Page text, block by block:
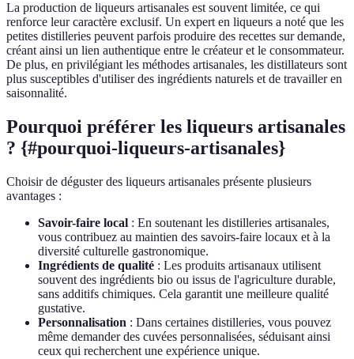
La production de liqueurs artisanales est souvent limitée, ce qui
renforce leur caractère exclusif. Un expert en liqueurs a noté que les
petites distilleries peuvent parfois produire des recettes sur demande,
créant ainsi un lien authentique entre le créateur et le consommateur.
De plus, en privilégiant les méthodes artisanales, les distillateurs sont
plus susceptibles d'utiliser des ingrédients naturels et de travailler en
saisonnalité.
Pourquoi préférer les liqueurs artisanales
? {#pourquoi-liqueurs-artisanales}
Choisir de déguster des liqueurs artisanales présente plusieurs
avantages :
Savoir-faire local : En soutenant les distilleries artisanales,
vous contribuez au maintien des savoirs-faire locaux et à la
diversité culturelle gastronomique.
Ingrédients de qualité : Les produits artisanaux utilisent
souvent des ingrédients bio ou issus de l'agriculture durable,
sans additifs chimiques. Cela garantit une meilleure qualité
gustative.
Personnalisation : Dans certaines distilleries, vous pouvez
même demander des cuvées personnalisées, séduisant ainsi
ceux qui recherchent une expérience unique.